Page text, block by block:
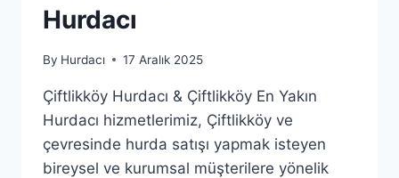
Hurdacı
By Hurdacı 17 Aralık 2025
Çiftlikköy Hurdacı & Çiftlikköy En Yakın
Hurdacı hizmetlerimiz, Çiftlikköy ve
çevresinde hurda satışı yapmak isteyen
bireysel ve kurumsal müşterilere yönelik